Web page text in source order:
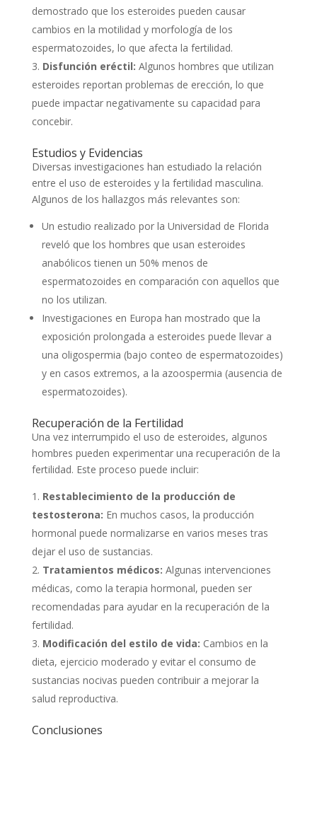
demostrado que los esteroides pueden causar
cambios en la motilidad y morfología de los
espermatozoides, lo que afecta la fertilidad.
Disfunción eréctil: Algunos hombres que utilizan
esteroides reportan problemas de erección, lo que
puede impactar negativamente su capacidad para
concebir.
Estudios y Evidencias
Diversas investigaciones han estudiado la relación
entre el uso de esteroides y la fertilidad masculina.
Algunos de los hallazgos más relevantes son:
Un estudio realizado por la Universidad de Florida
reveló que los hombres que usan esteroides
anabólicos tienen un 50% menos de
espermatozoides en comparación con aquellos que
no los utilizan.
Investigaciones en Europa han mostrado que la
exposición prolongada a esteroides puede llevar a
una oligospermia (bajo conteo de espermatozoides)
y en casos extremos, a la azoospermia (ausencia de
espermatozoides).
Recuperación de la Fertilidad
Una vez interrumpido el uso de esteroides, algunos
hombres pueden experimentar una recuperación de la
fertilidad. Este proceso puede incluir:
Restablecimiento de la producción de
testosterona: En muchos casos, la producción
hormonal puede normalizarse en varios meses tras
dejar el uso de sustancias.
Tratamientos médicos: Algunas intervenciones
médicas, como la terapia hormonal, pueden ser
recomendadas para ayudar en la recuperación de la
fertilidad.
Modificación del estilo de vida: Cambios en la
dieta, ejercicio moderado y evitar el consumo de
sustancias nocivas pueden contribuir a mejorar la
salud reproductiva.
Conclusiones